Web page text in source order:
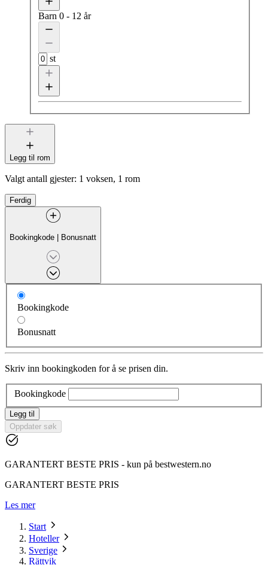
Barn 0 - 12 år
st
Legg til rom
Valgt antall gjester: 1 voksen, 1 rom
Ferdig
Bookingkode | Bonusnatt
Bookingkode
Bonusnatt
Skriv inn bookingkoden for å se prisen din.
Bookingkode
Legg til
Oppdater søk
GARANTERT BESTE PRIS - kun på bestwestern.no
GARANTERT BESTE PRIS
Les mer
Start
Hoteller
Sverige
Rättvik